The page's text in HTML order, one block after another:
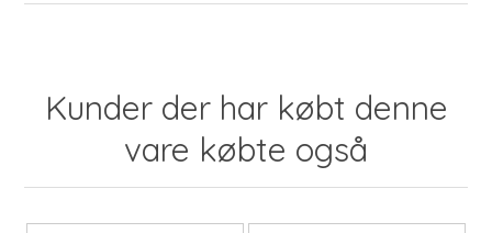
Kunder der har købt denne
vare købte også